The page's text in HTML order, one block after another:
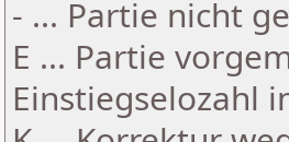
- ... Partie nicht
E ... Partie
Einstiegselozahl